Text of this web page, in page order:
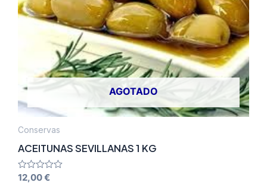
AGOTADO
Conservas
ACEITUNAS SEVILLANAS 1 KG
Valorado
con
12,00€